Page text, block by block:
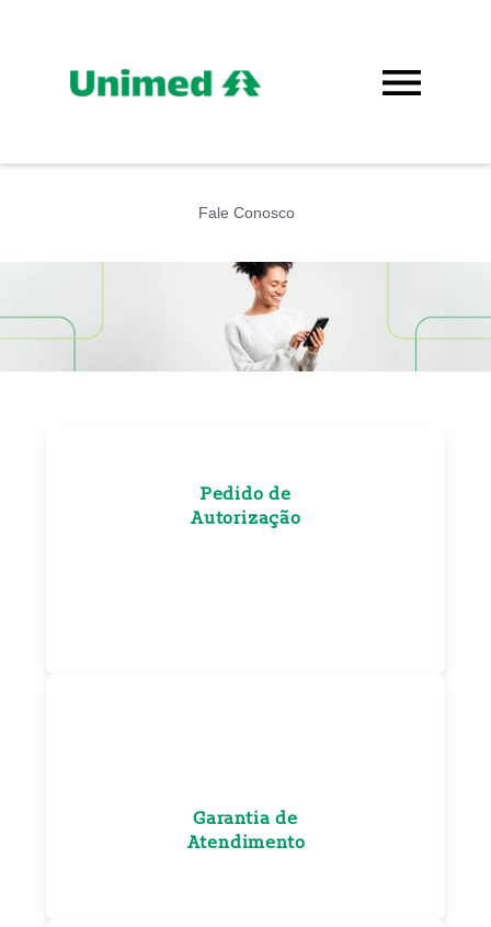
Fale Conosco
Pedido de
Autorização
Garantia de
Atendimento